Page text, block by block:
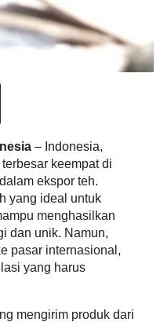
– Indonesia,
keempat di
ekspor teh.
yang ideal untuk
menghasilkan
dan unik. Namun,
pasar internasional,
yang harus
mengirim produk dari